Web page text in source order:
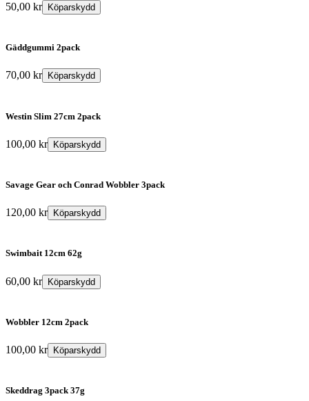
50,00 kr Köparskydd
Gäddgummi 2pack
70,00 kr Köparskydd
Westin Slim 27cm 2pack
100,00 kr Köparskydd
Savage Gear och Conrad Wobbler 3pack
120,00 kr Köparskydd
Swimbait 12cm 62g
60,00 kr Köparskydd
Wobbler 12cm 2pack
100,00 kr Köparskydd
Skeddrag 3pack 37g